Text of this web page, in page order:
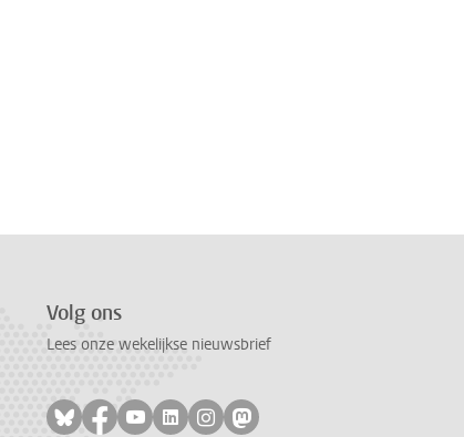
Volg ons
Lees onze wekelijkse nieuwsbrief
Volg ons op bluesky
Volg ons op facebook
Volg ons op youtube
Volg ons op linkedin
Volg ons op instagram
Volg ons op mastodon